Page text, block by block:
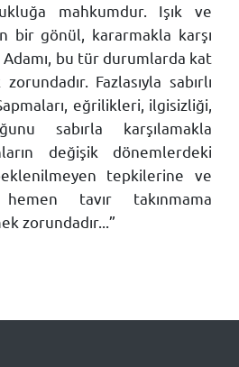
mahkumdur. Işık ve
bir gönül, kararmakla karşı
Adamı, bu tür durumlarda kat
Fazlasıyla sabırlı
eğrilikleri, ilgisizliği,
sabırla karşılamakla
değişik dönemlerdeki
tepkilerine ve
tavır takınmama
zorundadır...”